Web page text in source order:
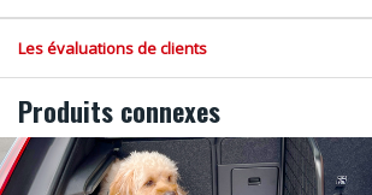
Les évaluations de clients
Produits connexes